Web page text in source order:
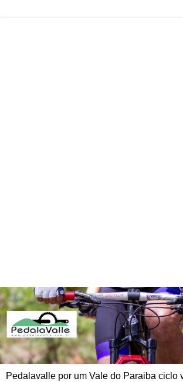
Pedalavalle por um Vale do Paraiba ciclo